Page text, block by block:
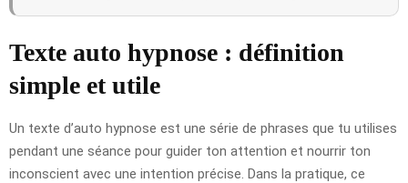
Texte auto hypnose : définition
simple et utile
Un texte d’auto hypnose est une série de phrases que tu utilises
pendant une séance pour guider ton attention et nourrir ton
inconscient avec une intention précise. Dans la pratique, ce